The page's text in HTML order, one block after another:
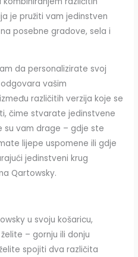
je pružiti vam jedinstven
posebne gradove, sela i
da personalizirate svoj
vašim
različitih verzija koje se
čime stvarate jedinstvene
su vam drage – gdje ste
lijepe uspomene ili gdje
jedinstveni krug
Qartowsky.
u svoju košaricu,
– gornju ili donju
spojiti dva različita